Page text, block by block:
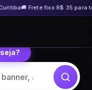
🚚 Frete fixo R$ 35 para